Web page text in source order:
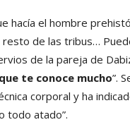
hacía el hombre
resto de las tribus…
de la pareja de
te conoce mucho”.
corporal y ha
todo atado”.